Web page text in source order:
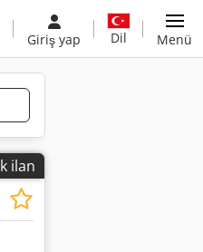
Giriş yap Dil Menü
ilan